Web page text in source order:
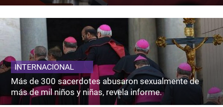
INTERNACIONAL
Más de 300 sacerdotes abusaron sexualmente de
más de mil niños y niñas, revela informe.